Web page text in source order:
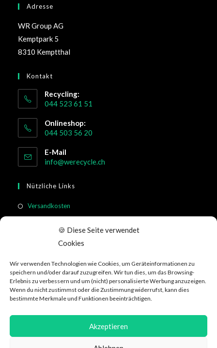
🍪 Diese Seite verwendet
Cookies
Wir verwenden Technologien wie Cookies, um Geräteinformationen zu
speichern und/oder darauf zuzugreifen. Wir tun dies, um das Browsing-
Erlebnis zu verbessern und um (nicht) personalisierte Werbung anzuzeigen.
Wenn du nicht zustimmst oder die Zustimmung widerrufst, kann dies
bestimmte Merkmale und Funktionen beeinträchtigen.
Akzeptieren
Adresse
WR Group AG
Kemptpark 5
8310 Kemptthal
Kontakt
Recycling:
044 523 61 51
Onlineshop:
044 503 56 20
E-Mail
info@werecycle.ch
Nützliche Links
Versandkosten
Kundeninformation
Social Media